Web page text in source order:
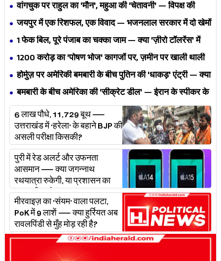
वांगचुक पर राहुल का 'मौन', महुआ की 'चेतावनी' — विपक्ष की
एकता BJP का नैरेटिव बदलने से पहले बिखर रही है?
जयपुर में एक रिशफल, एक विवाद — भजनलाल सरकार में दो खेमों
की जंग अब छुपेगी कैसे?
1 फेक बिल, पूरे पंजाब का चक्का जाम — क्या 'ज़ीरो टॉलरेंस' में
अपनी ही यूनियनों से घिर गए भगवंत मान?
₹1200 करोड़ का 'पोषण भोज' कागजों पर, ज़मीन पर खाली थाली
— MP के बच्चों का निवाला कौन निगल रहा है?
होर्मुज़ पर अमेरिकी बमबारी के बीच पुतिन की 'धाकड़' एंट्री — क्या
ट्रंप-ईरान की जंग अब महायुद्ध बनेगी?
बमबारी के बीच अमेरिका की 'सीक्रेट डील' — ईरान के स्पीकर के
खुलासे ने असली खेल बेनक़ाब किया?
6 लाख पौधे, 11,729 बूथ —
उत्तराखंड में 'हरेला' के बहाने BJP की
असली परीक्षा किसकी?
पुरी में रेड अलर्ट और उफनता
आसमान — क्या जगन्नाथ
रथयात्रा रुकेगी, या प्रशासन का
'प्लान बी' चलेगा?
मीरवाइज़ का 'संयम' वाला पलटा,
PoK में 9 लाशें — क्या हुर्रियत अब
रावलपिंडी से मुँह मोड़ रही है?